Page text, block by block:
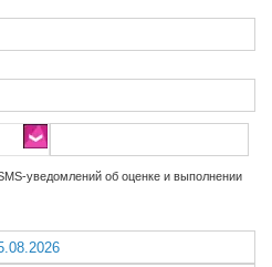
уведомлений об оценке и выполнении